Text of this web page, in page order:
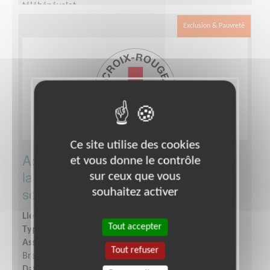
télébénévolat.
Exclusion & Pauvreté
Accueil/ Orientation dans le cadre de
la future ouverture d'une épicerie
solidaire
Lieu :
BREST (29200)
Type :
Accueil, Information
Association :
Croix-Rouge Française - Unité Locale de
Brest
Ce site utilise des cookies
et vous donne le contrôle
sur ceux que vous
souhaitez activer
Tout accepter
Tout refuser